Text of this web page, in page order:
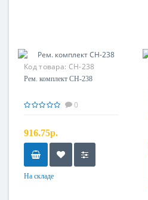
Код товара: CH-238
Рем. комплект CH-238
0
916.75р.
На складе